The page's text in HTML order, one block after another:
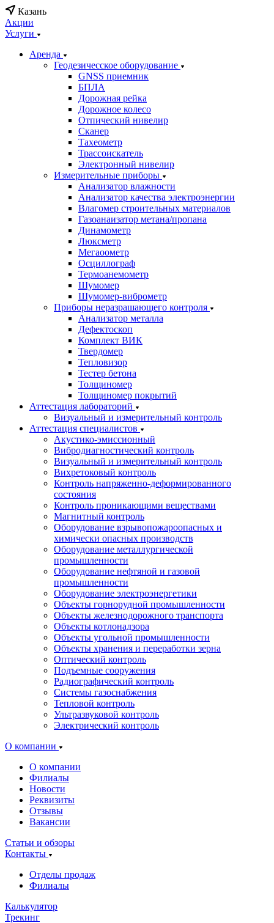
Казань
Акции
Услуги
Аренда
Геодезичесское оборудование
GNSS приемник
БПЛА
Дорожная рейка
Дорожное колесо
Отпический нивелир
Сканер
Тахеометр
Трассоискатель
Электронный нивелир
Измерительные приборы
Анализатор влажности
Анализатор качества электроэнергии
Влагомер строительных материалов
Газоанаизатор метана/пропана
Динамометр
Люксметр
Мегаоометр
Осциллограф
Термоанемометр
Шумомер
Шумомер-виброметр
Приборы неразрашающего контроля
Анализатор металла
Дефектоскоп
Комплект ВИК
Твердомер
Тепловизор
Тестер бетона
Толщиномер
Толщиномер покрытий
Аттестация лабораторий
Визуальный и измерительный контроль
Аттестация специалистов
Акустико-эмиссионный
Вибродиагностический контроль
Визуальный и измерительный контроль
Вихретоковый контроль
Контроль напряженно-деформированного
состояния
Контроль проникающими веществами
Магнитный контроль
Оборудование взрывопожароопасных и
химически опасных производств
Оборудование металлургической
промышленности
Оборудование нефтяной и газовой
промышленности
Оборудование электроэнергетики
Объекты горнорудной промышленности
Объекты железнодорожного транспорта
Объекты котлонадзора
Объекты угольной промышленности
Объекты хранения и переработки зерна
Оптический контроль
Подъемные сооружения
Радиографический контроль
Системы газоснабжения
Тепловой контроль
Ультразвуковой контроль
Электрический контроль
О компании
О компании
Филиалы
Новости
Реквизиты
Отзывы
Вакансии
Статьи и обзоры
Контакты
Отделы продаж
Филиалы
Калькулятор
Трекинг